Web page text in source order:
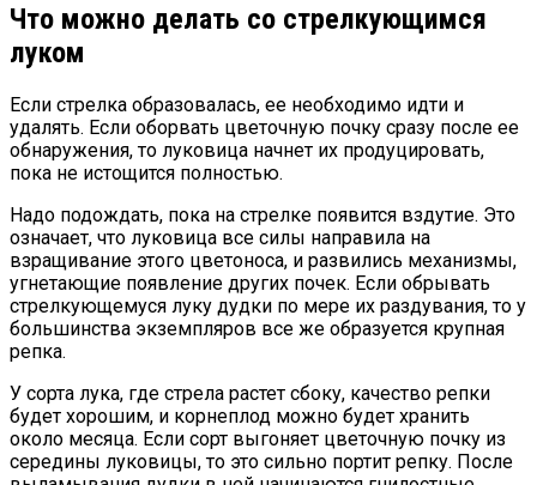
Что можно делать со стрелкующимся
луком
Если стрелка образовалась, ее необходимо идти и
удалять. Если оборвать цветочную почку сразу после ее
обнаружения, то луковица начнет их продуцировать,
пока не истощится полностью.
Надо подождать, пока на стрелке появится вздутие. Это
означает, что луковица все силы направила на
взращивание этого цветоноса, и развились механизмы,
угнетающие появление других почек. Если обрывать
стрелкующемуся луку дудки по мере их раздувания, то у
большинства экземпляров все же образуется крупная
репка.
У сорта лука, где стрела растет сбоку, качество репки
будет хорошим, и корнеплод можно будет хранить
около месяца. Если сорт выгоняет цветочную почку из
середины луковицы, то это сильно портит репку. После